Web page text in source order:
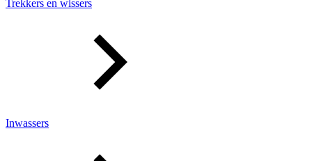
Trekkers en wissers
Inwassers